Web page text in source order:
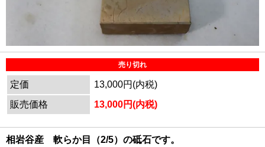
売り切れ
定価
13,000円(内税)
販売価格
13,000円(内税)
相岩谷産 軟らか目（2/5）の砥石です。